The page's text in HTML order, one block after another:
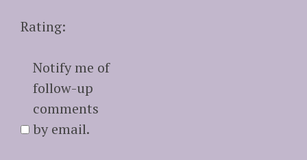
Rating:
Notify me of
follow-up
comments
by email.